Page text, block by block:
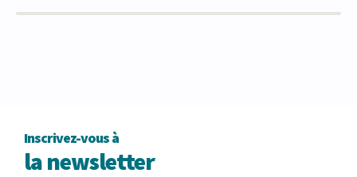
Inscrivez-vous à
la newsletter